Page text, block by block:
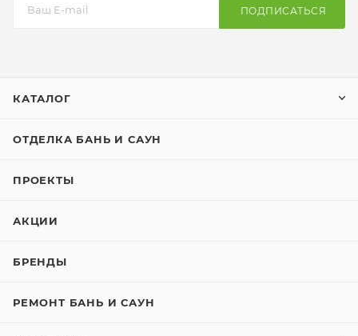
ПОДПИСАТЬСЯ
КАТАЛОГ
ОТДЕЛКА БАНЬ И САУН
ПРОЕКТЫ
АКЦИИ
БРЕНДЫ
РЕМОНТ БАНЬ И САУН